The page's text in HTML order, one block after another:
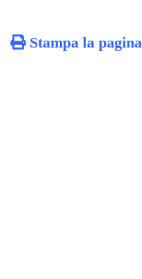
Stampa la pagina